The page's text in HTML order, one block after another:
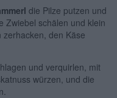
die Pilze putzen und
Zwiebel schälen und klein
den Käse
und verquirlen, mit
würzen, und die